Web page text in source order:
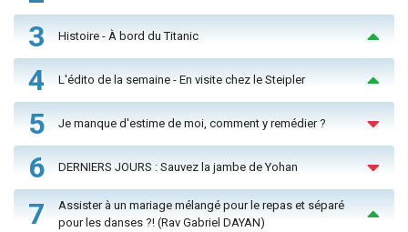
3 Histoire - À bord du Titanic
4 L'édito de la semaine - En visite chez le Steipler
5 Je manque d'estime de moi, comment y remédier ?
6 DERNIERS JOURS : Sauvez la jambe de Yohan
7
Assister à un mariage mélangé pour le repas et séparé
pour les danses ?! (Rav Gabriel DAYAN)